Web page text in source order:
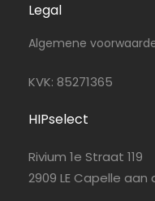
Legal
Algemene
KVK: 85271365
HIPselect
Rivium 1e Straat 119
2909 LE Capelle aan